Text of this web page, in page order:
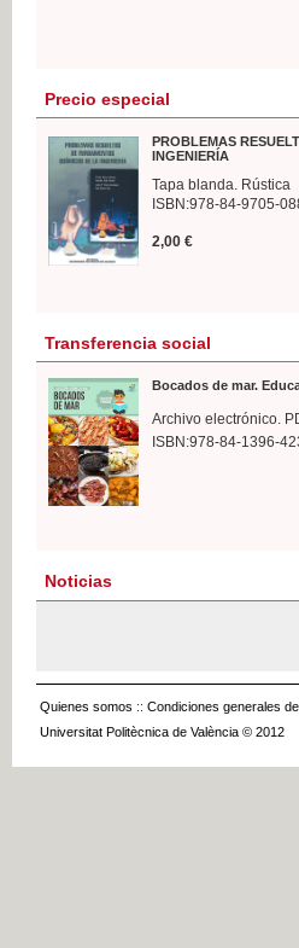
Precio especial
PROBLEMAS
INGENIERÍA
Tapa blanda. Rústica
ISBN:978-84-9705-
2,00 €
Transferencia social
Bocados de mar.
Archivo electrónico.
ISBN:978-84-1396-
Noticias
Quienes somos :: Condiciones generales
Universitat Politècnica de València © 2012